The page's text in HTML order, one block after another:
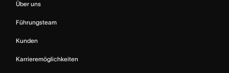
Über uns
Führungsteam
Kunden
Karrieremöglichkeiten